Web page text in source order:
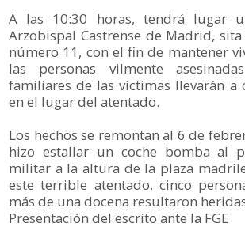
A las 10:30 horas, tendrá lugar
Arzobispal Castrense de Madrid,
número 11, con el fin de mantener
las personas vilmente
familiares de las víctimas llevarán a
en el lugar del atentado.
Los hechos se remontan al 6 de
hizo estallar un coche bomba al
militar a la altura de la plaza
este terrible atentado, cinco
más de una docena resultaron
Presentación del escrito ante la FGE